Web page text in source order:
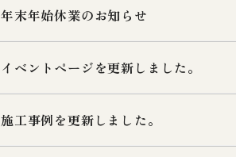
年末年始休業のお知らせ
イベントページを更新しました。
施工事例を更新しました。